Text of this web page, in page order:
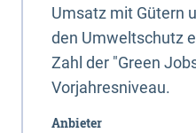
Umsatz mit Gütern
den Umweltschutz
Zahl der "Green
Vorjahresniveau.
Anbieter